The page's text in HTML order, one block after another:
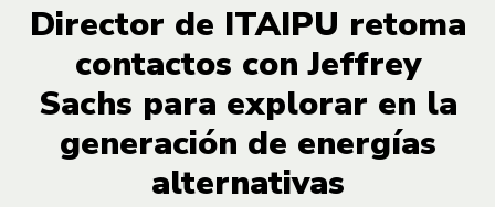
Director de ITAIPU retoma
contactos con Jeffrey
Sachs para explorar en la
generación de energías
alternativas